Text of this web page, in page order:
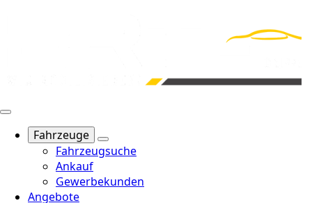
Fahrzeuge
Fahrzeugsuche
Ankauf
Gewerbekunden
Angebote